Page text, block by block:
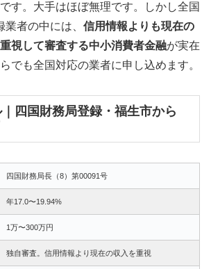
す。大手はほぼ無理です。しかし全国
者の中には、 信用情報よりも現在の
視して審査する中小消費者金融が実在
でも全国対応の業者に申し込めます。
四国財務局登録・福生市から
四国財務局長（8）第00091号
年17.0〜19.94%
1万〜300万円
独自審査。信用情報より現在の収入を重視